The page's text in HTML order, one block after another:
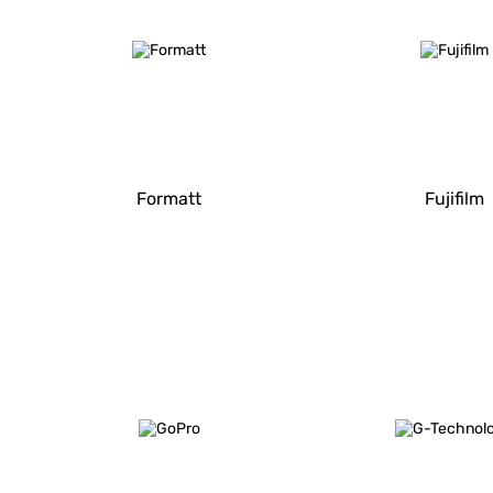
Formatt Fujifilm